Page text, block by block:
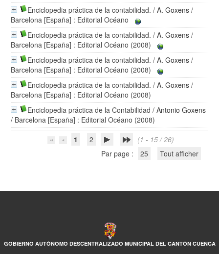
Enciclopedia práctica de la contabilidad. /A. Goxens /
Barcelona [España] : Editorial Océano
Enciclopedia práctica de la contabilidad. /A. Goxens /
Barcelona [España] : Editorial Océano (2008)
Enciclopedia práctica de la contabilidad. /A. Goxens /
Barcelona [España] : Editorial Océano (2008)
Enciclopedia práctica de la contabilidad. /A. Goxens /
Barcelona [España] : Editorial Océano (2008)
Enciclopedia práctica de la Contabilidad /Antonio Goxens
/ Barcelona [España] : Editorial Océano (2008)
1
2
(1 - 15 / 26)
Par page :
25 Tout afficher
GOBIERNO AUTÓNOMO DESCENTRALIZADO MUNICIPAL DEL CANTÓN CUENCA